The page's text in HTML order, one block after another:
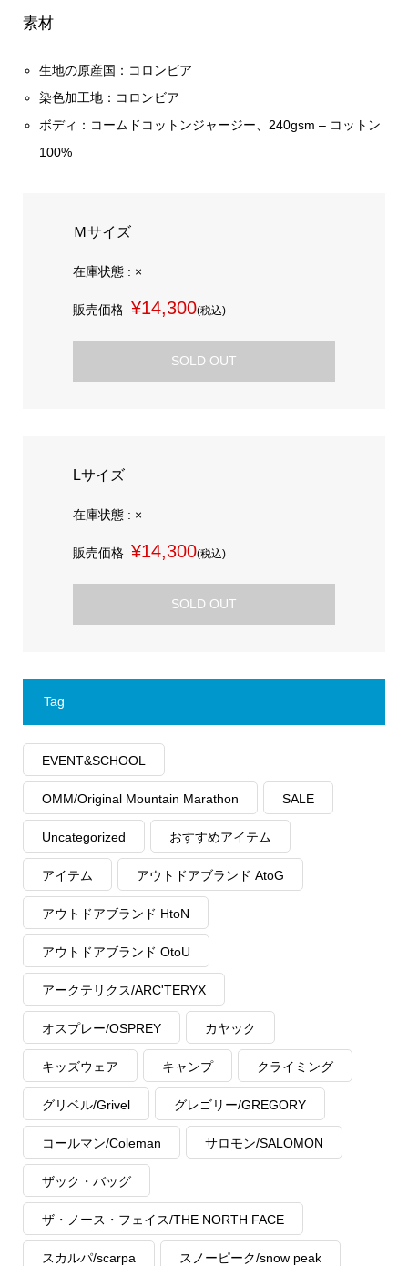
素材
生地の原産国：コロンビア
染色加工地：コロンビア
ボディ：コームドコットンジャージー、240gsm – コットン
100%
Ｍサイズ
在庫状態 : ×
販売価格 ¥14,300(税込)
SOLD OUT
Lサイズ
在庫状態 : ×
販売価格 ¥14,300(税込)
SOLD OUT
Tag
EVENT&SCHOOL
OMM/Original Mountain Marathon SALE
Uncategorized おすすめアイテム
アイテム アウトドアブランド AtoG
アウトドアブランド HtoN
アウトドアブランド OtoU
アークテリクス/ARC'TERYX
オスプレー/OSPREY カヤック
キッズウェア キャンプ クライミング
グリベル/Grivel グレゴリー/GREGORY
コールマン/Coleman サロモン/SALOMON
ザック・バッグ
ザ・ノース・フェイス/THE NORTH FACE
スカルパ/scarpa スノーピーク/snow peak